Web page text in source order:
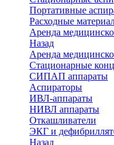
Портативные
Расходные
Аренда
Назад
Аренда
Стационарные
СИПАП аппараты
Аспираторы
ИВЛ-аппараты
НИВЛ аппараты
Откашливатели
ЭКГ и
Назад